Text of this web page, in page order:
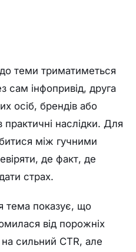
теми триматиметься
інфопривід, друга
осіб, брендів або
наслідки. Для
між гучними
де факт, де
страх.
тема показує, що
від порожніх
на сильний CTR, але